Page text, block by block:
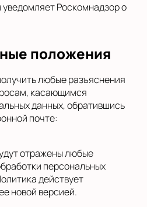
Роскомнадзор о
положения
любые разъяснения
касающимся
данных, обратившись
почте:
отражены любые
персональных
действует
новой версией.